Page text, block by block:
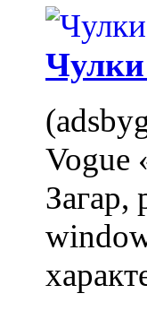
Чулки
Vogue
Загар,